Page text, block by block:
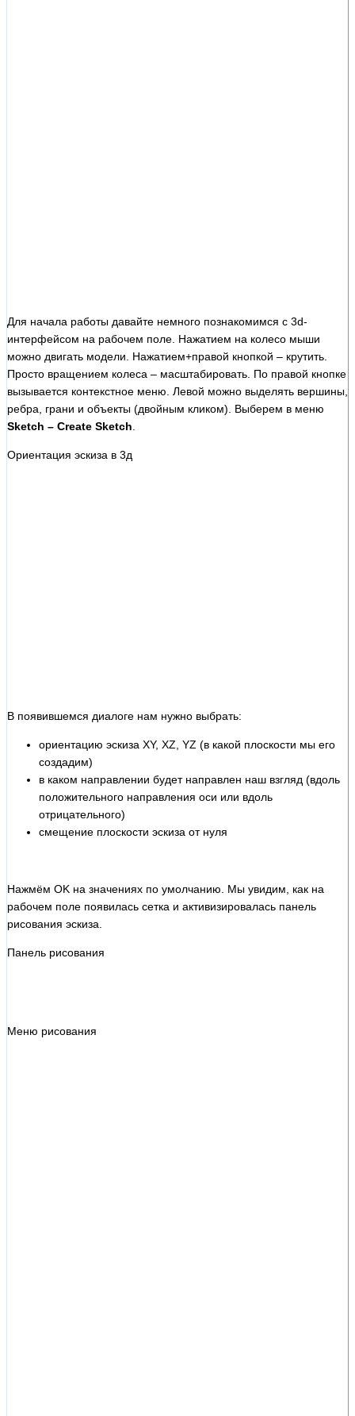
Для начала работы давайте немного познакомимся с 3d-
интерфейсом на рабочем поле. Нажатием на колесо мыши
можно двигать модели. Нажатием+правой кнопкой – крутить.
Просто вращением колеса – масштабировать. По правой кнопке
вызывается контекстное меню. Левой можно выделять вершины,
ребра, грани и объекты (двойным кликом). Выберем в меню
Sketch – Create Sketch
Ориентация эскиза в 3д
В появившемся диалоге нам нужно выбрать:
ориентацию эскиза XY, XZ, YZ (в какой плоскости мы его
создадим)
в каком направлении будет направлен наш взгляд (вдоль
положительного направления оси или вдоль
отрицательного)
смещение плоскости эскиза от нуля
Нажмём OK на значениях по умолчанию. Мы увидим, как на
рабочем поле появилась сетка и активизировалась панель
рисования эскиза.
Панель рисования
Меню рисования